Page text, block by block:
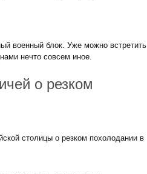
военный блок. Уже можно встретить
нечто совсем иное.
о резком
столицы о резком похолодании в